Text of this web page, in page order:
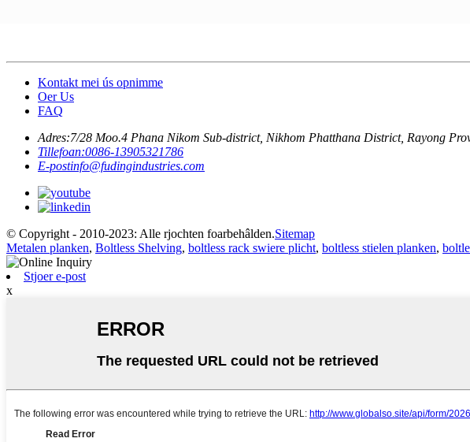
Kontakt mei ús opnimme
Oer Us
FAQ
Adres:7/28 Moo.4 Phana Nikom Sub-district, Nikhom Phatthana District, Rayong
Tillefoan:0086-13905321786
E-postinfo@fudingindustries.com
© Copyright - 2010-2023: Alle rjochten foarbehâlden.Sitemap
Metalen planken, Boltless Shelving, boltless rack swiere plicht, boltless stielen planken,
Stjoer e-post
x